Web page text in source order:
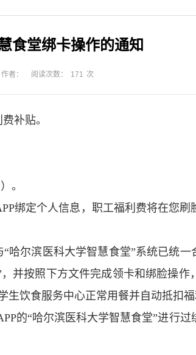
食堂绑卡操作的通知
作者： 阅读次数： 171 次
补贴。
。
绑定个人信息，职工福利费将在您刷
哈尔滨医科大学智慧食堂”系统已统
并按照下方文件完成领卡和绑脸操
饮食服务中心正常用餐并自动抵扣福
的“哈尔滨医科大学智慧食堂”进行